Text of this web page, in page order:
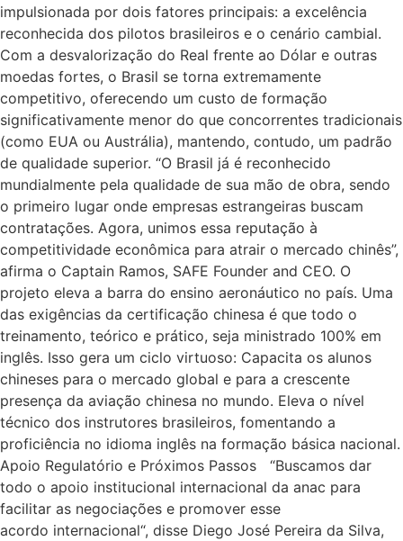
impulsionada por dois fatores principais: a excelência
reconhecida dos pilotos brasileiros e o cenário cambial.
Com a desvalorização do Real frente ao Dólar e outras
moedas fortes, o Brasil se torna extremamente
competitivo, oferecendo um custo de formação
significativamente menor do que concorrentes tradicionais
(como EUA ou Austrália), mantendo, contudo, um padrão
de qualidade superior. “O Brasil já é reconhecido
mundialmente pela qualidade de sua mão de obra, sendo
o primeiro lugar onde empresas estrangeiras buscam
contratações. Agora, unimos essa reputação à
competitividade econômica para atrair o mercado chinês”,
afirma o Captain Ramos, SAFE Founder and CEO. O
projeto eleva a barra do ensino aeronáutico no país. Uma
das exigências da certificação chinesa é que todo o
treinamento, teórico e prático, seja ministrado 100% em
inglês. Isso gera um ciclo virtuoso: Capacita os alunos
chineses para o mercado global e para a crescente
presença da aviação chinesa no mundo. Eleva o nível
técnico dos instrutores brasileiros, fomentando a
proficiência no idioma inglês na formação básica nacional.
Apoio Regulatório e Próximos Passos “Buscamos dar
todo o apoio institucional internacional da anac para
facilitar as negociações e promover esse
acordo internacional“, disse Diego José Pereira da Silva,